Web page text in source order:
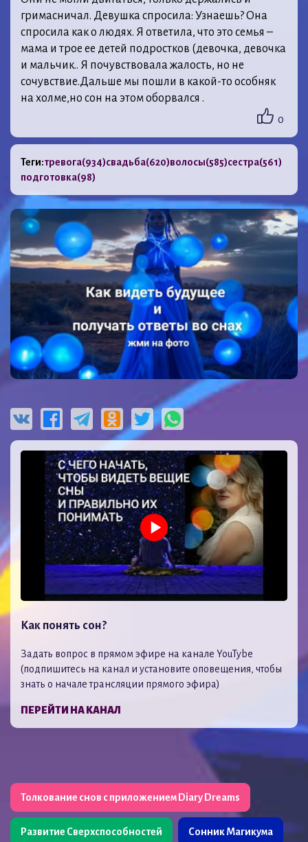
гримасничал. Девушка спросила: Узнаешь? Она
спросила как о людях. Я ответила, что это семья –
мама и трое ее детей подростков (девочка, девочка
и мальчик.. Я почувствовала жалость, но не
сочувствие.Дальше мы пошли в какой-то особняк
на холме,но сон на этом оборвался .
0
Теги:тревога(934)свадьба(620)волосы(585)сестра(561)
подготовка(98)
Как понять сон?
Задать вопрос в прямом эфире на канале YouTybe
(подпишитесь на канал и установите оповещения, чтобы
знать о начале трансляции прямого эфира)
ПЕРЕЙТИ НА КАНАЛ
Толкование снов с приложением Diary Dreams
Развитие Сверхспособностей Сонник Магикума